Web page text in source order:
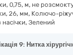
0,75, м, не
26, мм, Колючо-
насічки, Зелений
9: Нитка